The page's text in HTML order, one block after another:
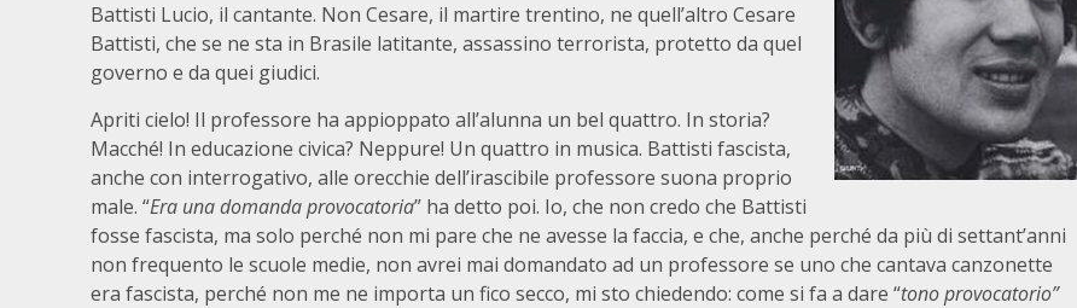
Battisti Lucio, il cantante. Non Cesare, il martire trentino, ne quell’altro Cesare
Battisti, che se ne sta in Brasile latitante, assassino terrorista, protetto da quel
governo e da quei giudici.
Apriti cielo! Il professore ha appioppato all’alunna un bel quattro. In storia?
Macché! In educazione civica? Neppure! Un quattro in musica. Battisti fascista,
anche con interrogativo, alle orecchie dell’irascibile professore suona proprio
male. “Era una domanda provocatoria” ha detto poi. Io, che non credo che Battisti
fosse fascista, ma solo perché non mi pare che ne avesse la faccia, e che, anche perché da più di settant’anni
non frequento le scuole medie, non avrei mai domandato ad un professore se uno che cantava canzonette
era fascista, perché non me ne importa un fico secco, mi sto chiedendo: come si fa a dare “tono provocatorio”